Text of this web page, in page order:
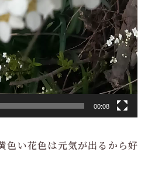
00:08
色い花色は元気が出るから好